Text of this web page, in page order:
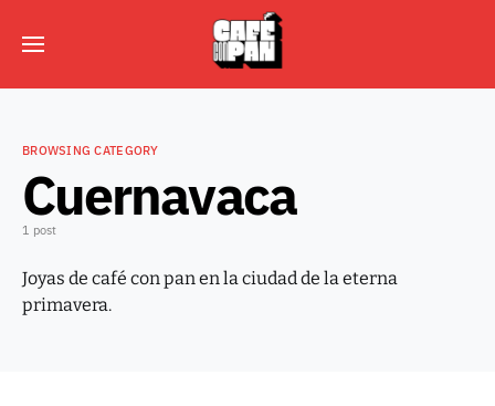
BROWSING CATEGORY
Cuernavaca
1 post
Joyas de café con pan en la ciudad de la eterna
primavera.